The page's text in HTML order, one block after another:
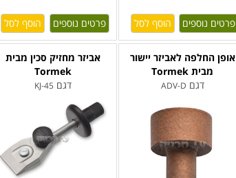
פרטים נוספים פרטים נוספים
אביזר מחזיק סכין מבית
Tormek
דגם KJ-45
אופן החלפה לאביזר יישור
מבית Tormek
דגם ADV-D